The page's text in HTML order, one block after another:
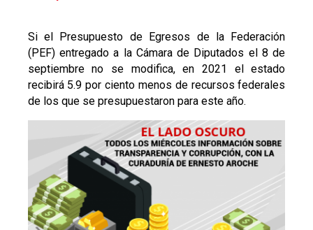
Si el Presupuesto de Egresos de la Federación
(PEF) entregado a la Cámara de Diputados el 8 de
septiembre no se modifica, en 2021 el estado
recibirá 5.9 por ciento menos de recursos federales
de los que se presupuestaron para este año.